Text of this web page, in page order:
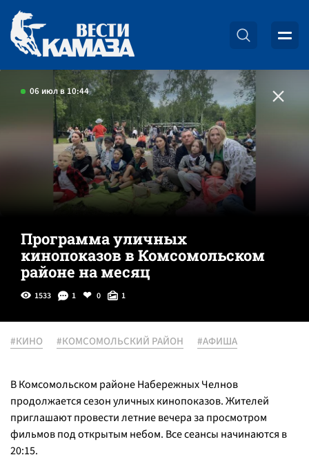
06 июл в 10:44
Программа уличных
кинопоказов в Комсомольском
районе на месяц
1533 1 0 1
#КИНО #КОМСОМОЛЬСКИЙ РАЙОН #АФИША
В Комсомольском районе Набережных Челнов
продолжается сезон уличных кинопоказов. Жителей
приглашают провести летние вечера за просмотром
фильмов под открытым небом. Все сеансы начинаются в
20:15.